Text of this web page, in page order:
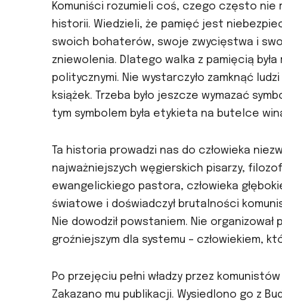
Komuniści rozumieli coś, czego często nie
historii. Wiedzieli, że pamięć jest
swoich bohaterów, swoje zwycięstwa i
zniewolenia. Dlatego walka z pamięcią
politycznymi. Nie wystarczyło zamknąć
książek. Trzeba było jeszcze wymazać
tym symbolem była etykieta na butelce
Ta historia prowadzi nas do człowieka
najważniejszych węgierskich pisarzy,
ewangelickiego pastora, człowieka
światowe i doświadczył brutalności
Nie dowodził powstaniem. Nie
groźniejszym dla systemu – człowiekiem,
Po przejęciu pełni władzy przez
Zakazano mu publikacji. Wysiedlono go z